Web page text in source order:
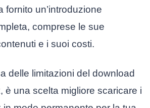
fornito un’introduzione
comprese le sue
e i suoi costi.
delle limitazioni del download
è una scelta migliore scaricare i